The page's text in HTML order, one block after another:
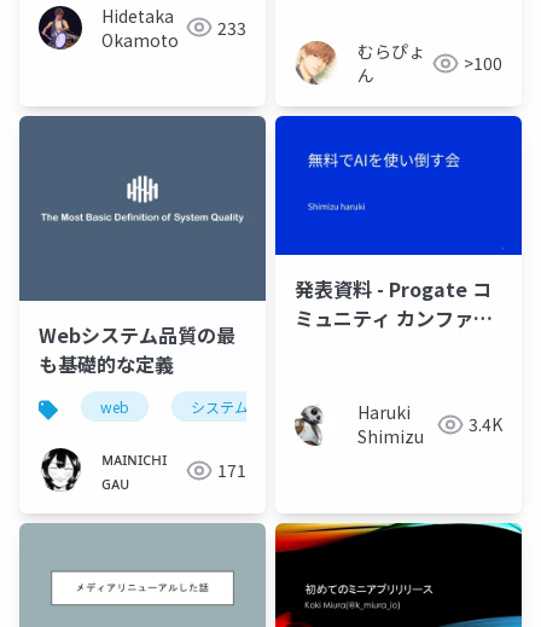
Hidetaka
Okamoto
233
むらぴょ
ん
>100
Webシステム品質の最
も基礎的な定義
web システム 開発 品質
ᴍᴀɪɴɪᴄʜɪ
ɢᴀᴜ
171
発表資料 - Progate コ
ミュニティ カンファレ
Haruki
Shimizu
3.4K